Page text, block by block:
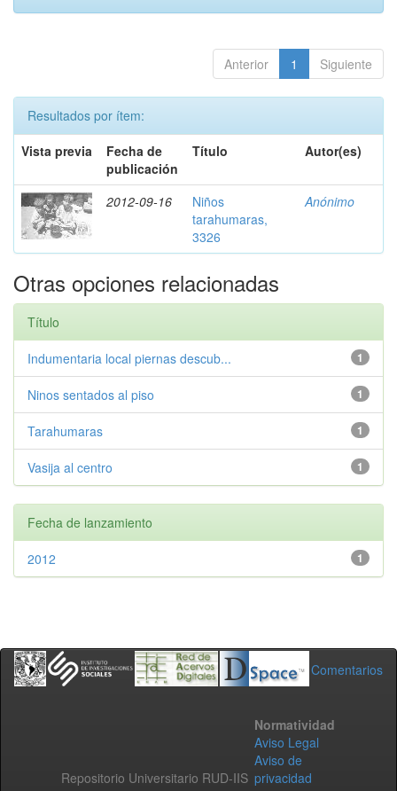
Anterior 1 Siguiente
Resultados por ítem:
Vista previa
Fecha de
publicación
Título Autor(es)
2012-09-16
Niños
tarahumaras,
3326
Anónimo
Otras opciones relacionadas
Título
1
Indumentaria local piernas descub...
1
Ninos sentados al piso
1
Tarahumaras
1
Vasija al centro
Fecha de lanzamiento
1
2012
Comentarios
Repositorio Universitario RUD-IIS
Normatividad
Aviso Legal
Aviso de
privacidad